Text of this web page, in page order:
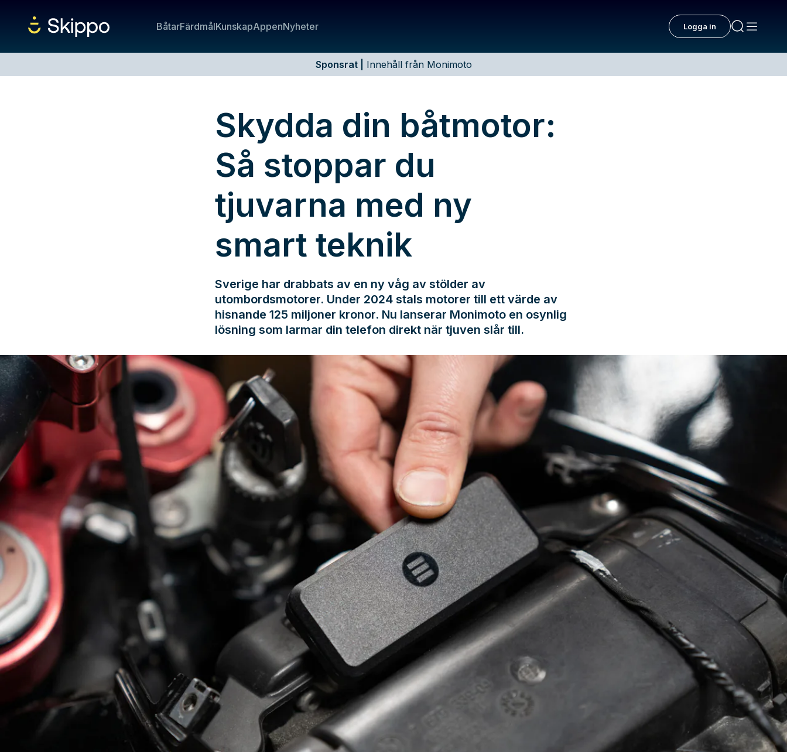
BåtarFärdmålKunskapAppenNyheter Logga in
Sponsrat| Innehåll från Monimoto
Skydda din båtmotor:
Så stoppar du
tjuvarna med ny
smart teknik
Sverige har drabbats av en ny våg av stölder av
utombordsmotorer. Under 2024 stals motorer till ett värde av
hisnande 125 miljoner kronor. Nu lanserar Monimoto en osynlig
lösning som larmar din telefon direkt när tjuven slår till.